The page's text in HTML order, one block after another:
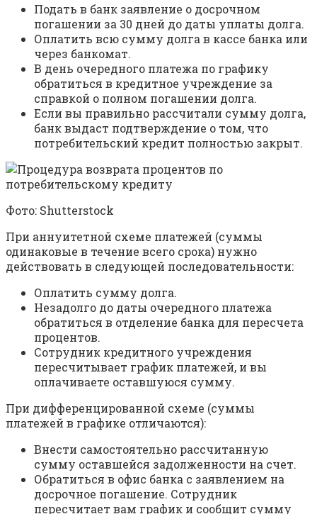
Подать в банк заявление о досрочном
погашении за 30 дней до даты уплаты долга.
Оплатить всю сумму долга в кассе банка или
через банкомат.
В день очередного платежа по графику
обратиться в кредитное учреждение за
справкой о полном погашении долга.
Если вы правильно рассчитали сумму долга,
банк выдаст подтверждение о том, что
потребительский кредит полностью закрыт.
Фото: Shutterstock
При аннуитетной схеме платежей (суммы
одинаковые в течение всего срока) нужно
действовать в следующей последовательности:
Оплатить сумму долга.
Незадолго до даты очередного платежа
обратиться в отделение банка для пересчета
процентов.
Сотрудник кредитного учреждения
пересчитывает график платежей, и вы
оплачиваете оставшуюся сумму.
При дифференцированной схеме (суммы
платежей в графике отличаются):
Внести самостоятельно рассчитанную
сумму оставшейся задолженности на счет.
Обратиться в офис банка с заявлением на
досрочное погашение. Сотрудник
пересчитает вам график и сообщит сумму